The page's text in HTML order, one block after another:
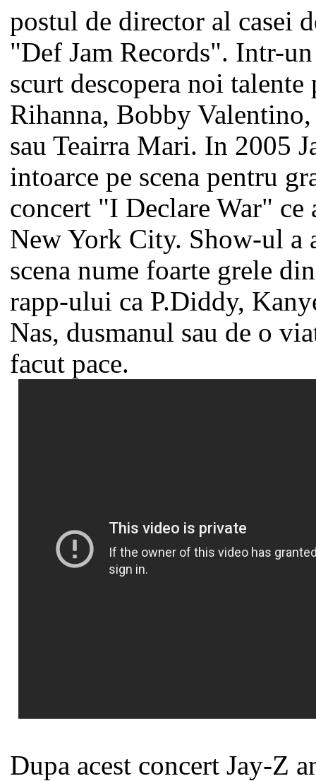
postul de director al casei
"Def Jam Records". Intr-
scurt descopera noi talente
Rihanna, Bobby
sau Teairra Mari. In 2005
intoarce pe scena pentru
concert "I Declare War" ce
New York City. Show-ul a
scena nume foarte grele
rapp-ului ca P.Diddy,
Nas, dusmanul sau de o
facut pace.
Dupa acest concert Jay-Z